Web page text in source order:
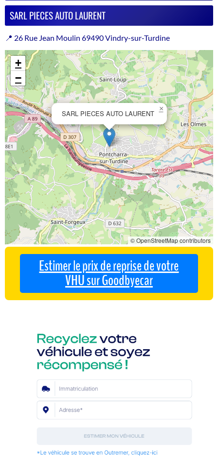
SARL PIECES AUTO LAURENT
📍 26 Rue Jean Moulin 69490 Vindry-sur-Turdine
SARL PIECES AUTO LAURENT
×
+
−
© OpenStreetMap contributors
Estimer le prix de reprise de votre
VHU sur Goodbyecar